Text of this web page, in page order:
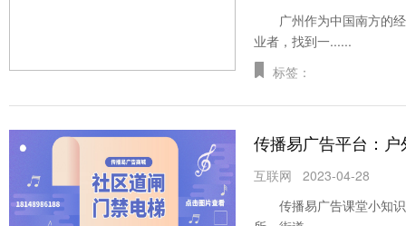
广州作为中国南方的经
业者，找到一......
标签：
传播易广告平台：
互联网
2023-04-28
传播易广告课堂小知识